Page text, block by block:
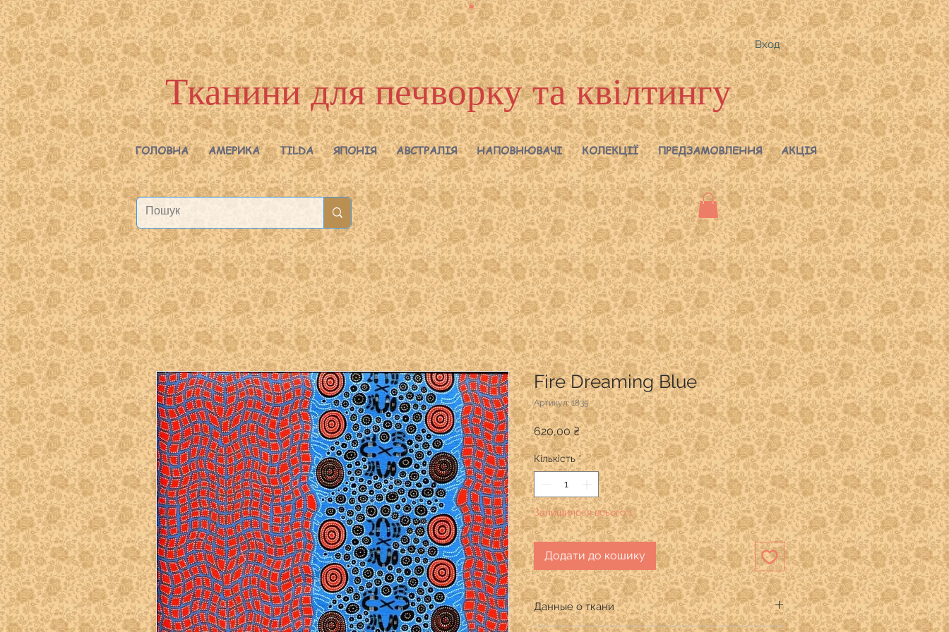
Вход
Тканини для печворку та квілтингу
ГОЛОВНА АМЕРИКА TILDA ЯПОНІЯ АВСТРАЛІЯ НАПОВНЮВАЧІ КОЛЕКЦІЇ ПРЕДЗАМОВЛЕННЯ АКЦІЯ
Fire Dreaming Blue
Артикул: 1835
620,00 ₴Ціна
Кількість *
Залишилося всього 1
Додати до кошику
Данные о ткани